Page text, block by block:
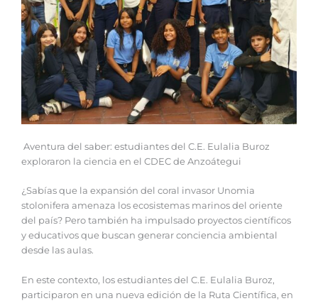
Aventura del saber: estudiantes del C.E. Eulalia Buroz
exploraron la ciencia en el CDEC de Anzoátegui
‎¿Sabías que la expansión del coral invasor Unomia
stolonifera amenaza los ecosistemas marinos del oriente
del país? Pero también ha impulsado proyectos científicos
y educativos que buscan generar conciencia ambiental
desde las aulas.
‎En este contexto, los estudiantes del C.E. Eulalia Buroz,
participaron en una nueva edición de la Ruta Científica, en